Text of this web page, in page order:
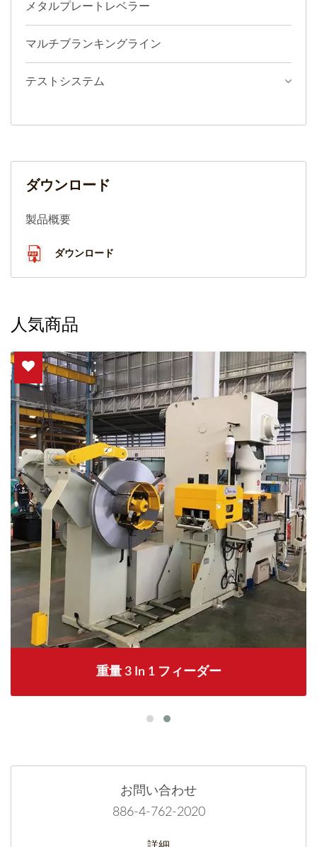
メタルプレートレベラー
マルチブランキングライン
テストシステム
ダウンロード
製品概要
ダウンロード
人気商品
重量 3 In 1 フィーダー
お問い合わせ
886-4-762-2020